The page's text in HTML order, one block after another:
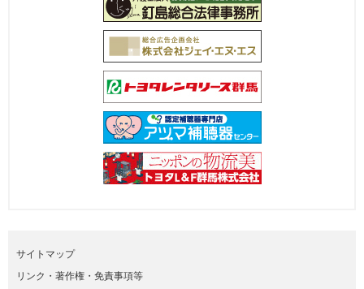
サイトマップ
リンク・著作権・免責事項等